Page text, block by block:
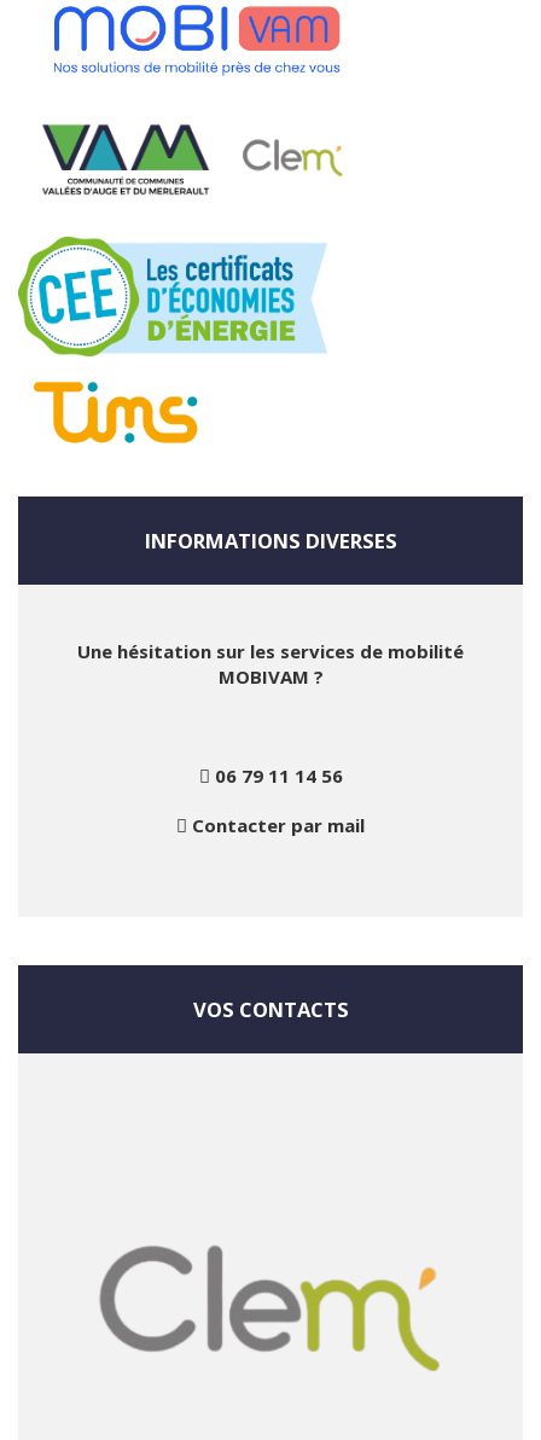
INFORMATIONS DIVERSES
Une hésitation sur les services de mobilité
MOBIVAM ?
06 79 11 14 56
Contacter par mail
VOS CONTACTS